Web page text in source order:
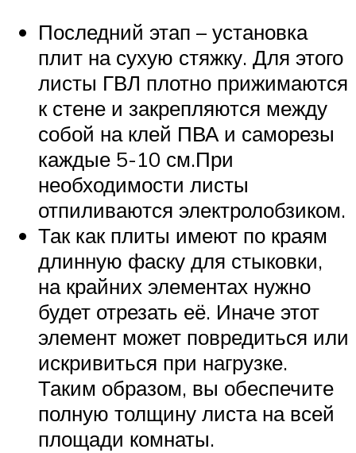
Последний этап – установка
плит на сухую стяжку. Для этого
листы ГВЛ плотно прижимаются
к стене и закрепляются между
собой на клей ПВА и саморезы
каждые 5-10 см.При
необходимости листы
отпиливаются электролобзиком.
Так как плиты имеют по краям
длинную фаску для стыковки,
на крайних элементах нужно
будет отрезать её. Иначе этот
элемент может повредиться или
искривиться при нагрузке.
Таким образом, вы обеспечите
полную толщину листа на всей
площади комнаты.